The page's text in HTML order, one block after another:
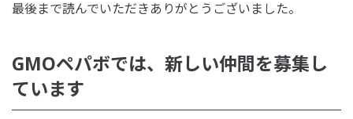
最後まで読んでいただきありがとうございました。
GMOペパボでは、新しい仲間を募集し
ています